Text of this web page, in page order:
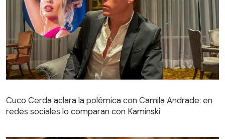
Cuco Cerda aclara la polémica con Camila Andrade: en
redes sociales lo comparan con Kaminski